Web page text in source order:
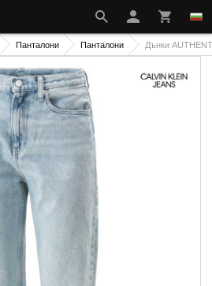
Панталони Панталони Дънки